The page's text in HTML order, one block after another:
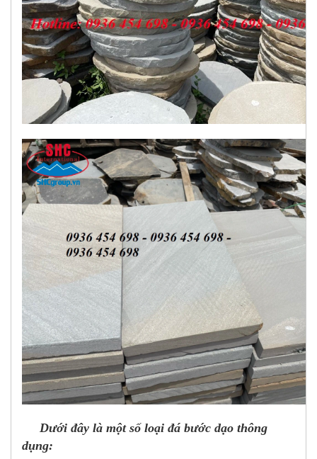
Dưới đây là một số loại đá bước dạo thông
dụng: